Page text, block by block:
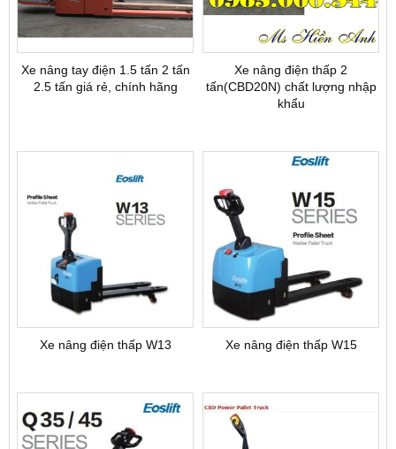
Xe nâng tay điện 1.5 tấn 2 tấn
2.5 tấn giá rẻ, chính hãng
Xe nâng điện thấp 2
tấn(CBD20N) chất lượng nhập
khẩu
Xe nâng điện thấp W13 Xe nâng điện thấp W15